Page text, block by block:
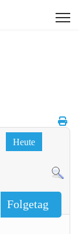
Heute
Folgetag